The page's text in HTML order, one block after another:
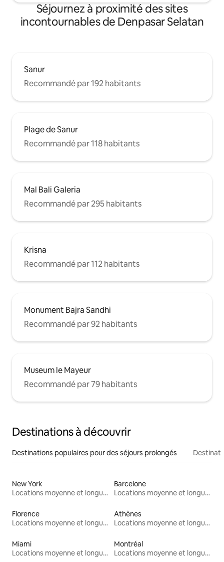
Séjournez à proximité des sites
incontournables de Denpasar Selatan
Sanur
Recommandé par 192 habitants
Plage de Sanur
Recommandé par 118 habitants
Mal Bali Galeria
Recommandé par 295 habitants
Krisna
Recommandé par 112 habitants
Monument Bajra Sandhi
Recommandé par 92 habitants
Museum le Mayeur
Recommandé par 79 habitants
Destinations à découvrir
Destinations populaires pour des séjours prolongés
New York
Locations moyenne et longue durée
Barcelone
Locations moyenne et longue durée
Florence
Locations moyenne et longue durée
Athènes
Locations moyenne et longue durée
Miami
Locations moyenne et longue durée
Montréal
Locations moyenne et longue durée